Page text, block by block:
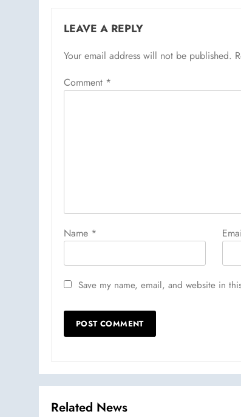
LEAVE A REPLY
Your email address will not be published.
Comment *
Name *
Save my name, email, and website in
Related News